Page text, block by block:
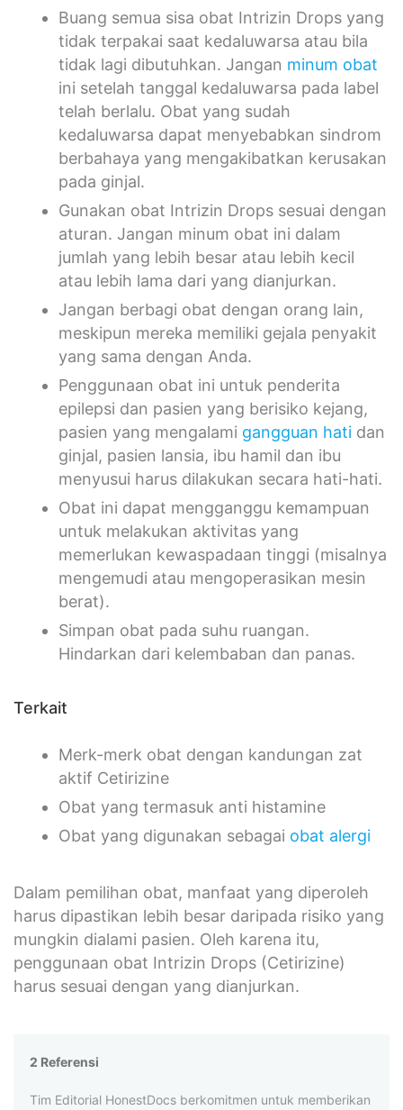
Buang semua sisa obat Intrizin Drops yang
tidak terpakai saat kedaluwarsa atau bila
tidak lagi dibutuhkan. Jangan minum obat
ini setelah tanggal kedaluwarsa pada label
telah berlalu. Obat yang sudah
kedaluwarsa dapat menyebabkan sindrom
berbahaya yang mengakibatkan kerusakan
pada ginjal.
Gunakan obat Intrizin Drops sesuai dengan
aturan. Jangan minum obat ini dalam
jumlah yang lebih besar atau lebih kecil
atau lebih lama dari yang dianjurkan.
Jangan berbagi obat dengan orang lain,
meskipun mereka memiliki gejala penyakit
yang sama dengan Anda.
Penggunaan obat ini untuk penderita
epilepsi dan pasien yang berisiko kejang,
pasien yang mengalami gangguan hati dan
ginjal, pasien lansia, ibu hamil dan ibu
menyusui harus dilakukan secara hati-hati.
Obat ini dapat mengganggu kemampuan
untuk melakukan aktivitas yang
memerlukan kewaspadaan tinggi (misalnya
mengemudi atau mengoperasikan mesin
berat).
Simpan obat pada suhu ruangan.
Hindarkan dari kelembaban dan panas.
Terkait
Merk-merk obat dengan kandungan zat
aktif Cetirizine
Obat yang termasuk anti histamine
Obat yang digunakan sebagai obat alergi
Dalam pemilihan obat, manfaat yang diperoleh
harus dipastikan lebih besar daripada risiko yang
mungkin dialami pasien. Oleh karena itu,
penggunaan obat Intrizin Drops (Cetirizine)
harus sesuai dengan yang dianjurkan.
2 Referensi
Tim Editorial HonestDocs berkomitmen untuk memberikan